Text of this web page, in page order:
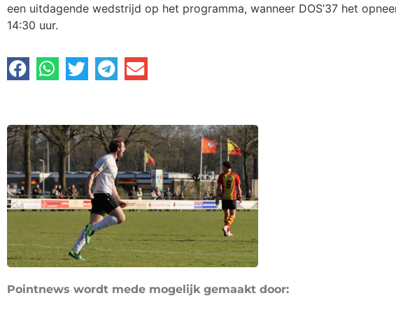
een uitdagende wedstrijd op het programma, wanneer DOS’37 het
14:30 uur.
Pointnews wordt mede mogelijk gemaakt door: